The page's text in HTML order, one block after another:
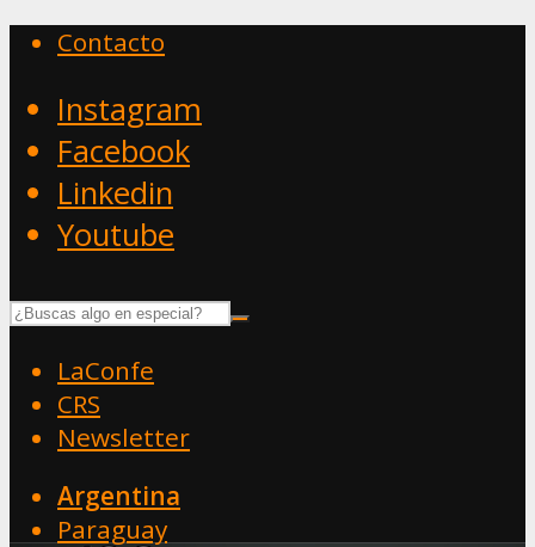
Contacto
Instagram
Facebook
Linkedin
Youtube
LaConfe
CRS
Newsletter
Argentina
Paraguay